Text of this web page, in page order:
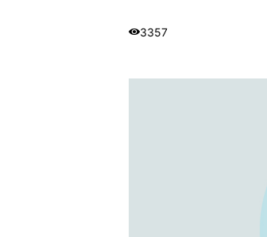
3357